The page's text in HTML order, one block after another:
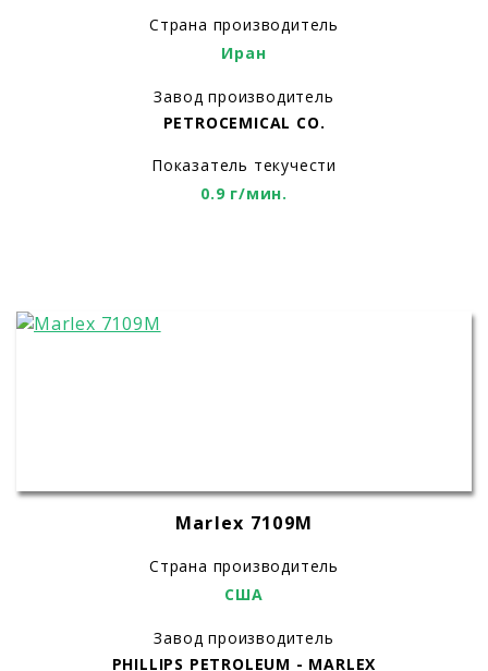
Страна производитель
Иран
Завод производитель
PETROCEMICAL CO.
Показатель текучести
0.9 г/мин.
Marlex 7109M
Страна производитель
США
Завод производитель
PHILLIPS PETROLEUM - MARLEX